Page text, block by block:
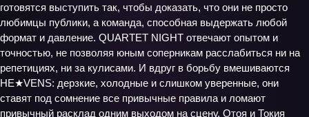
готовятся выступить так, чтобы доказать, что они не просто
любимцы публики, а команда, способная выдержать любой
формат и давление. QUARTET NIGHT отвечают опытом и
точностью, не позволяя юным соперникам расслабиться ни на
репетициях, ни за кулисами. И вдруг в борьбу вмешиваются
HE★VENS: дерзкие, холодные и слишком уверенные, они
ставят под сомнение все привычные правила и ломают
привычный расклад одним выходом на сцену. Отоя и Токия